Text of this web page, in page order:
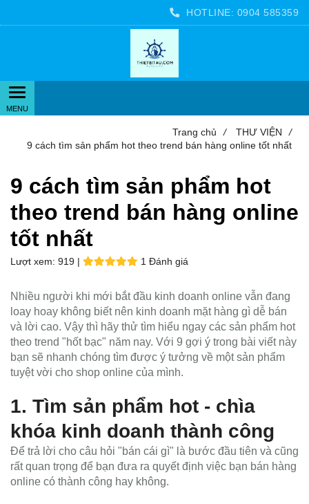
HOTLINE: 0904 585359
Trang chủ / THƯ VIỆN
/
9 cách tìm sản phẩm hot theo trend bán hàng online tốt nhất
9 cách tìm sản phẩm hot
theo trend bán hàng online
tốt nhất
Lượt xem: 919 | 1 Đánh giá
Nhiều người khi mới bắt đầu kinh doanh online vẫn đang
loay hoay không biết nên kinh doanh mặt hàng gì dễ bán
và lời cao. Vậy thì hãy thử tìm hiểu ngay các sản phẩm hot
theo trend "hốt bạc" năm nay. Với 9 gợi ý trong bài viết này
bạn sẽ nhanh chóng tìm được ý tưởng về một sản phẩm
tuyệt vời cho shop online của mình.
1. Tìm sản phẩm hot - chìa
khóa kinh doanh thành công
Để trả lời cho câu hỏi "bán cái gì" là bước đầu tiên và cũng
rất quan trọng để bạn đưa ra quyết định việc bạn bán hàng
online có thành công hay không.